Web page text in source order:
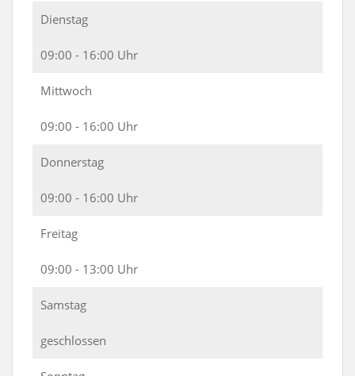
Dienstag
09:00 - 16:00 Uhr
Mittwoch
09:00 - 16:00 Uhr
Donnerstag
09:00 - 16:00 Uhr
Freitag
09:00 - 13:00 Uhr
Samstag
geschlossen